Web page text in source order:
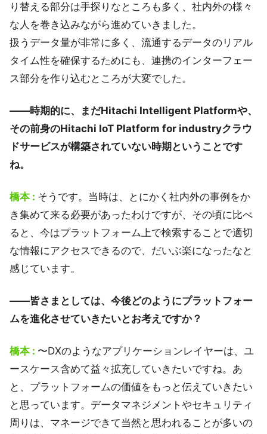
り替える部分は手探りなところも多く、社内外の様々
な人を巻き込みながら進めていきました。
扱うデータ量が非常に多く、流通するデータのリアル
タイム性を確保するためにも、連携のインターフェー
ス部分を作り込むところが大変でした。
――時期的に、まだHitachi Intelligent Platformや、
その前身のHitachi IoT Platform for industryクラウ
ドサービスが構築されていない時期ということです
ね。
橋本 : そうです。当時は、とにかく社内外の事例をか
き集めて来る必要があったわけですが、その頃に比べ
ると、今はプラットフォーム上で検索することで適切
な情報にアクセスできるので、だいぶ楽になったなと
感じています。
――皆さまとしては、今後どのようにプラットフォー
ムを進化させていきたいとお考えですか？
橋本 : 〜DXのようなアプリケーションレイヤーは、ユ
ースケース含めて益々拡充していきたいですね。あ
と、プラットフォームの価値をもっと伝えていきたい
と思っています。データマネジメントやセキュリティ
周りは、マネージできて当然と思われることが多いの